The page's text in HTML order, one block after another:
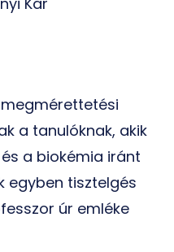
a tanulóknak, akik
a biokémia iránt
egyben tisztelgés
úr emléke